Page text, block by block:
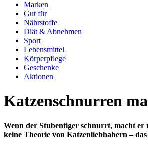
Marken
Gut für
Nährstoffe
Diät & Abnehmen
Sport
Lebensmittel
Körperpflege
Geschenke
Aktionen
Katzenschnurren
Wenn der Stubentiger schnurrt, macht er
keine Theorie von Katzenliebhabern –